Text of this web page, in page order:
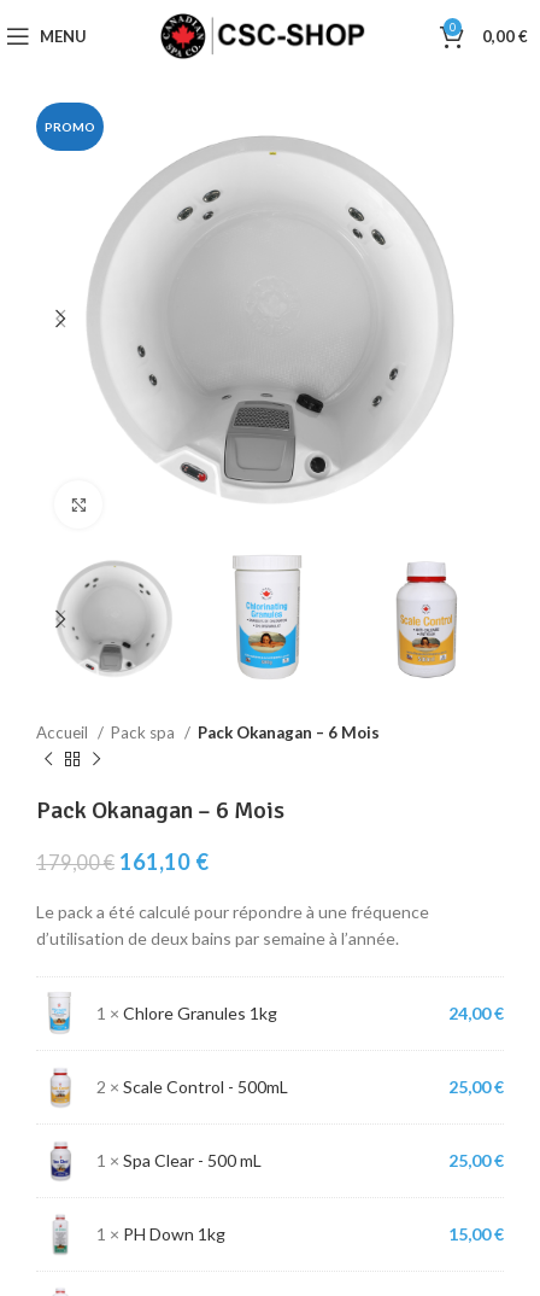
MENU 0 0,00€
PROMO
Accueil Pack spa Pack Okanagan – 6 Mois
Pack Okanagan – 6 Mois
179,00€ Le
initial
était :
161,10 €Le
actuel
est :
Le pack a été calculé pour répondre à une fréquence
d’utilisation de deux bains par semaine à l’année.
1 × Chlore Granules 1kg 24,00€
2 × Scale Control - 500mL 25,00€
1 × Spa Clear - 500 mL 25,00€
1 × PH Down 1kg 15,00€